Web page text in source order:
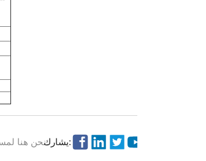
نحن هنا لمساعدتك: طرق سهلة للحصول على الإجابات التي تحتاجها. يشارك: